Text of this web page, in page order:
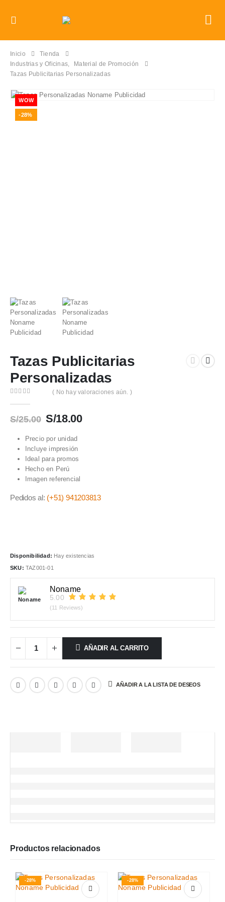
Inicio
Tienda
Industrias y Oficinas,
Material de Promoción
Tazas Publicitarias Personalizadas
WOW
-28%
Tazas Publicitarias
Personalizadas
( No hay valoraciones aún. )
S/25.00 El
original
era:
S/25.00.
S/18.00El
Precio por unidad
Incluye impresión
Ideal para promos
Hecho en Perú
Imagen referencial
Pedidos al: (+51) 941203813
Disponibilidad: Hay existencias
SKU: TAZ001-01
Noname
5.00
(11 Reviews)
AÑADIR AL CARRITO
AÑADIR A LA LISTA DE DESEOS
Productos relacionados
-28% -28%